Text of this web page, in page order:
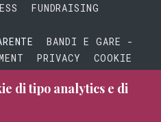
FUNDRAISING
BANDI E GARE -
PRIVACY
COOKIE
di tipo analytics e di